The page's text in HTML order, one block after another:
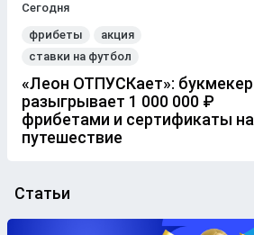
Сегодня
фрибеты
акция
ставки на футбол
«Леон ОТПУСКает»: букмекер
разыгрывает 1 000 000 ₽
фрибетами и сертификаты на
путешествие
Статьи